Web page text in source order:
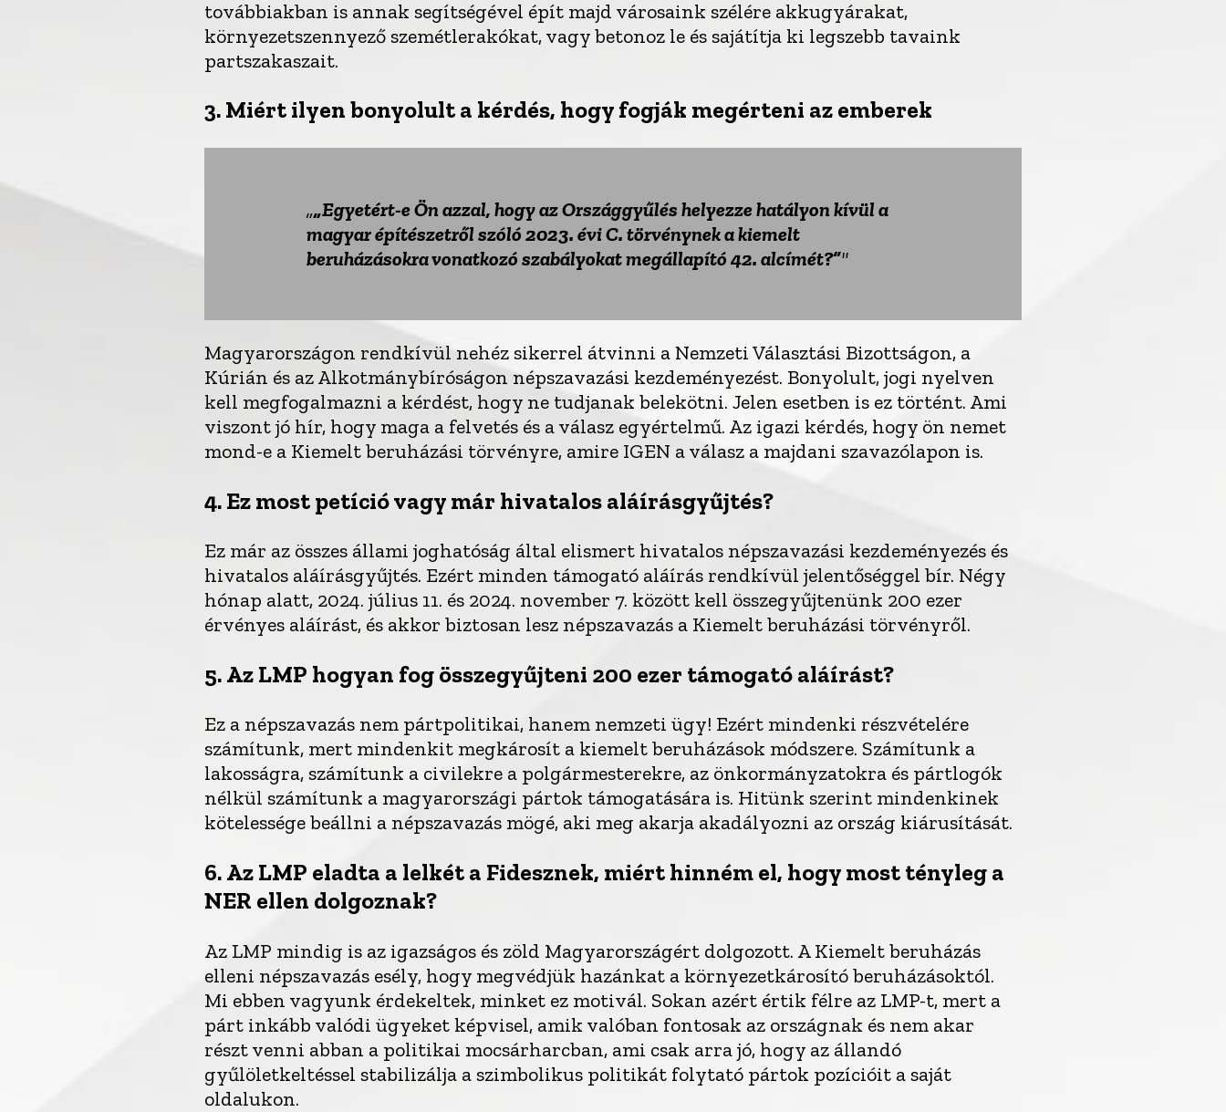
továbbiakban is annak segítségével épít majd városaink szélére akkugyárakat,
környezetszennyező szemétlerakókat, vagy betonoz le és sajátítja ki legszebb tavaink
partszakaszait.
3.Miért ilyen bonyolult a kérdés, hogy fogják megérteni az emberek
„Egyetért-e Ön azzal, hogy az Országgyűlés helyezze hatályon kívül a
magyar építészetről szóló 2023. évi C. törvénynek a kiemelt
beruházásokra vonatkozó szabályokat megállapító 42. alcímét?”
Magyarországon rendkívül nehéz sikerrel átvinni a Nemzeti Választási Bizottságon, a
Kúrián és az Alkotmánybíróságon népszavazási kezdeményezést. Bonyolult, jogi nyelven
kell megfogalmazni a kérdést, hogy ne tudjanak belekötni. Jelen esetben is ez történt. Ami
viszont jó hír, hogy maga a felvetés és a válasz egyértelmű. Az igazi kérdés, hogy ön nemet
mond-e a Kiemelt beruházási törvényre, amire IGEN a válasz a majdani szavazólapon is.
4.Ez most petíció vagy már hivatalos aláírásgyűjtés?
Ez már az összes állami joghatóság által elismert hivatalos népszavazási kezdeményezés és
hivatalos aláírásgyűjtés. Ezért minden támogató aláírás rendkívül jelentőséggel bír. Négy
hónap alatt, 2024. július 11. és 2024. november 7. között kell összegyűjtenünk 200 ezer
érvényes aláírást, és akkor biztosan lesz népszavazás a Kiemelt beruházási törvényről.
5.Az LMP hogyan fog összegyűjteni 200 ezer támogató aláírást?
Ez a népszavazás nem pártpolitikai, hanem nemzeti ügy! Ezért mindenki részvételére
számítunk, mert mindenkit megkárosít a kiemelt beruházások módszere. Számítunk a
lakosságra, számítunk a civilekre a polgármesterekre, az önkormányzatokra és pártlogók
nélkül számítunk a magyarországi pártok támogatására is. Hitünk szerint mindenkinek
kötelessége beállni a népszavazás mögé, aki meg akarja akadályozni az ország kiárusítását.
6.Az LMP eladta a lelkét a Fidesznek, miért hinném el, hogy most tényleg a
NER ellen dolgoznak?
Az LMP mindig is az igazságos és zöld Magyarországért dolgozott. A Kiemelt beruházás
elleni népszavazás esély, hogy megvédjük hazánkat a környezetkárosító beruházásoktól.
Mi ebben vagyunk érdekeltek, minket ez motivál. Sokan azért értik félre az LMP-t, mert a
párt inkább valódi ügyeket képvisel, amik valóban fontosak az országnak és nem akar
részt venni abban a politikai mocsárharcban, ami csak arra jó, hogy az állandó
gyűlöletkeltéssel stabilizálja a szimbolikus politikát folytató pártok pozícióit a saját
oldalukon.